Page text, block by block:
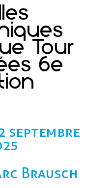
Tour
6e
septembre
Brausch